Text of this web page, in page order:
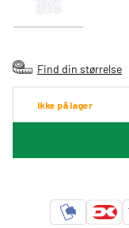
Find din størrelse
Ikke på lager